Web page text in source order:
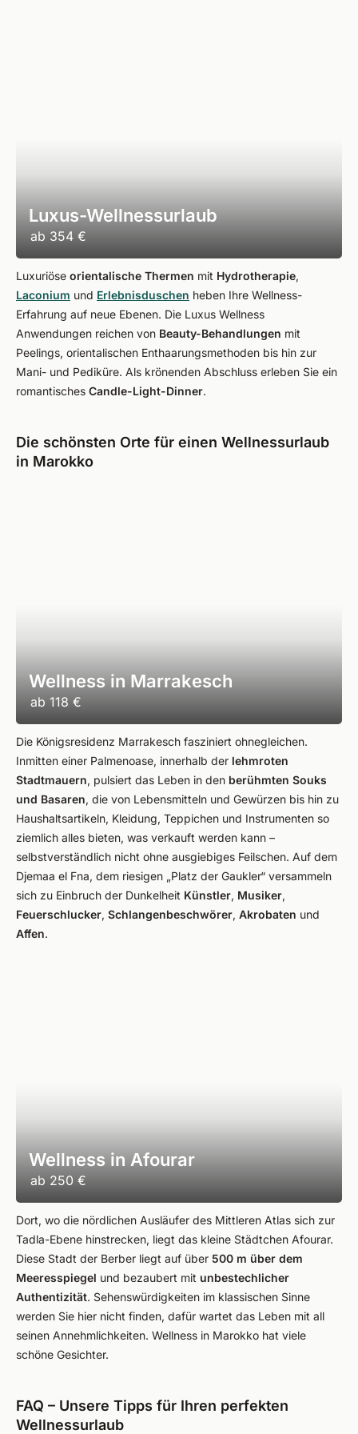
Luxus-Wellnessurlaub
ab 354 €
Luxuriöse orientalische Thermen mit Hydrotherapie,
Laconium und Erlebnisduschen heben Ihre Wellness-
Erfahrung auf neue Ebenen. Die Luxus Wellness
Anwendungen reichen von Beauty-Behandlungen mit
Peelings, orientalischen Enthaarungsmethoden bis hin zur
Mani- und Pediküre. Als krönenden Abschluss erleben Sie ein
romantisches Candle-Light-Dinner.
Die schönsten Orte für einen Wellnessurlaub
in Marokko
Wellness in Marrakesch
ab 118 €
Die Königsresidenz Marrakesch fasziniert ohnegleichen.
Inmitten einer Palmenoase, innerhalb der lehmroten
Stadtmauern, pulsiert das Leben in den berühmten Souks
und Basaren, die von Lebensmitteln und Gewürzen bis hin zu
Haushaltsartikeln, Kleidung, Teppichen und Instrumenten so
ziemlich alles bieten, was verkauft werden kann –
selbstverständlich nicht ohne ausgiebiges Feilschen. Auf dem
Djemaa el Fna, dem riesigen „Platz der Gaukler“ versammeln
sich zu Einbruch der Dunkelheit Künstler, Musiker,
Feuerschlucker, Schlangenbeschwörer, Akrobaten und
Affen.
Wellness in Afourar
ab 250 €
Dort, wo die nördlichen Ausläufer des Mittleren Atlas sich zur
Tadla-Ebene hinstrecken, liegt das kleine Städtchen Afourar.
Diese Stadt der Berber liegt auf über 500 m über dem
Meeresspiegel und bezaubert mit unbestechlicher
Authentizität. Sehenswürdigkeiten im klassischen Sinne
werden Sie hier nicht finden, dafür wartet das Leben mit all
seinen Annehmlichkeiten. Wellness in Marokko hat viele
schöne Gesichter.
FAQ – Unsere Tipps für Ihren perfekten
Wellnessurlaub